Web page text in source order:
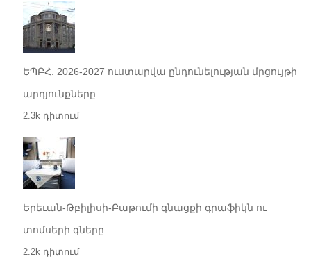
ԵՊԲՀ. 2026-2027 ուստարվա ընդունելության մրցույթի
արդյունքները
2.3k դիտում
Երեւան-Թբիլիսի-Բաթումի գնացքի գրաֆիկն ու
տոմսերի գները
2.2k դիտում